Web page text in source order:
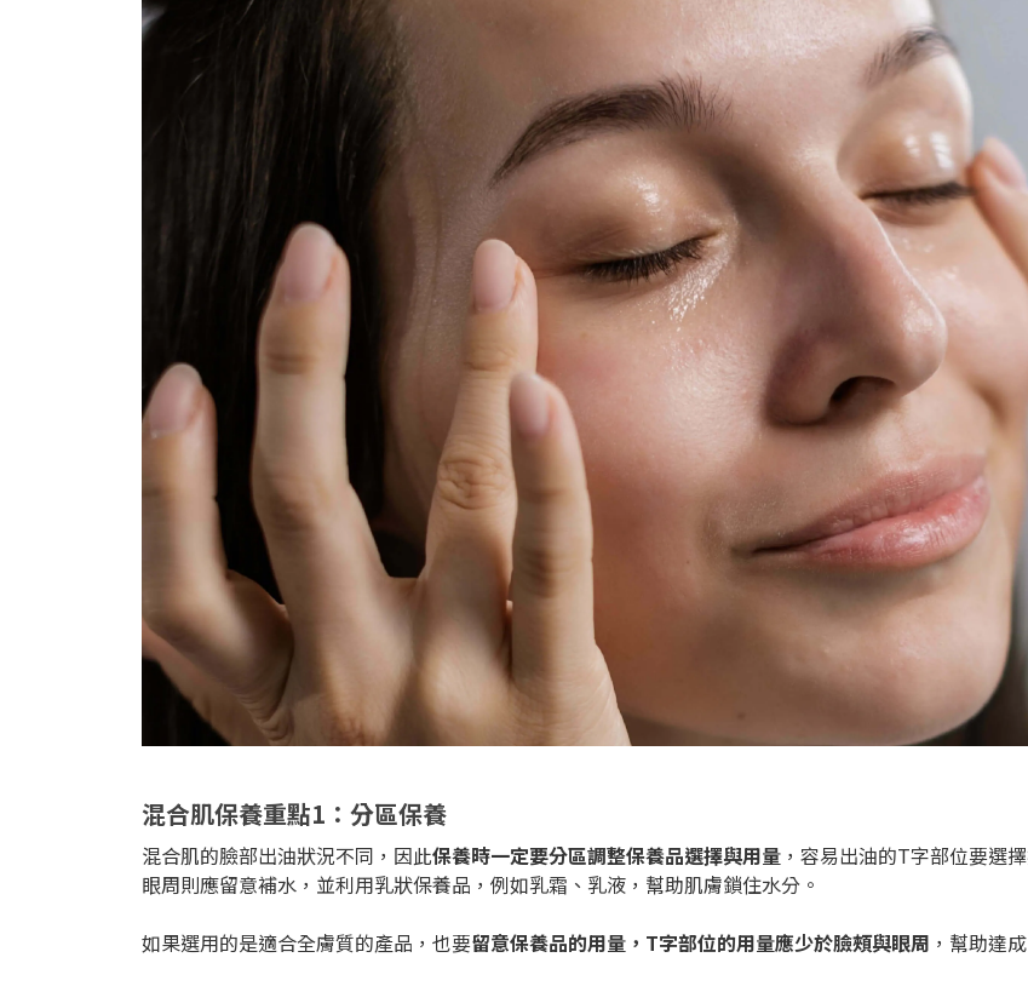
混合肌保養重點1：分區保養
混合肌的臉部出油狀況不同，因此保養時一定要分區調整保養品選擇與用量 ，容易出油的T字部位要選
眼周則應留意補水，並利用乳狀保養品，例如乳霜、乳液，幫助肌膚鎖住水分。
如果選用的是適合全膚質的產品，也要留意保養品的用量，T字部位的用量應少於臉頰與眼周 ，幫助達